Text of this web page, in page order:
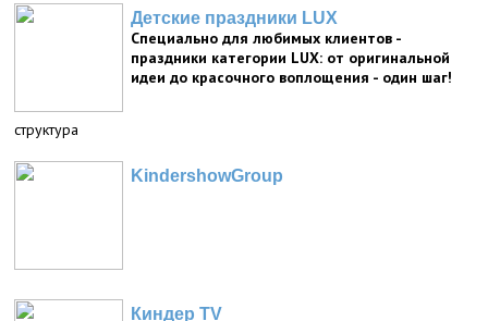
Детские праздники LUX
Специально для любимых клиентов -
праздники категории LUX: от оригинальной
идеи до красочного воплощения - один шаг!
структура
KindershowGroup
Киндер TV